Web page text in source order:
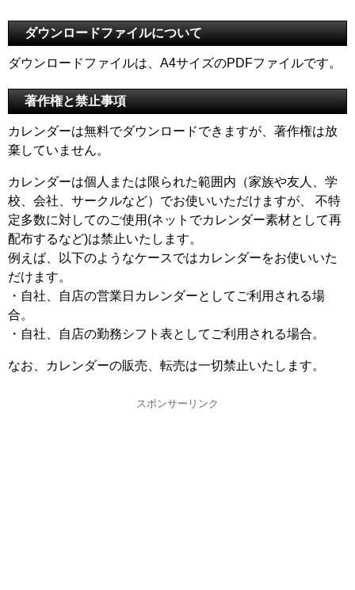
ダウンロードファイルについて
ダウンロードファイルは、A4サイズのPDFファイルです。
著作権と禁止事項
カレンダーは無料でダウンロードできますが、著作権は放
棄していません。
カレンダーは個人または限られた範囲内（家族や友人、学
校、会社、サークルなど）でお使いいただけますが、 不特
定多数に対してのご使用(ネットでカレンダー素材として再
配布するなど)は禁止いたします。
例えば、以下のようなケースではカレンダーをお使いいた
だけます。
・自社、自店の営業日カレンダーとしてご利用される場
合。
・自社、自店の勤務シフト表としてご利用される場合。
なお、カレンダーの販売、転売は一切禁止いたします。
スポンサーリンク